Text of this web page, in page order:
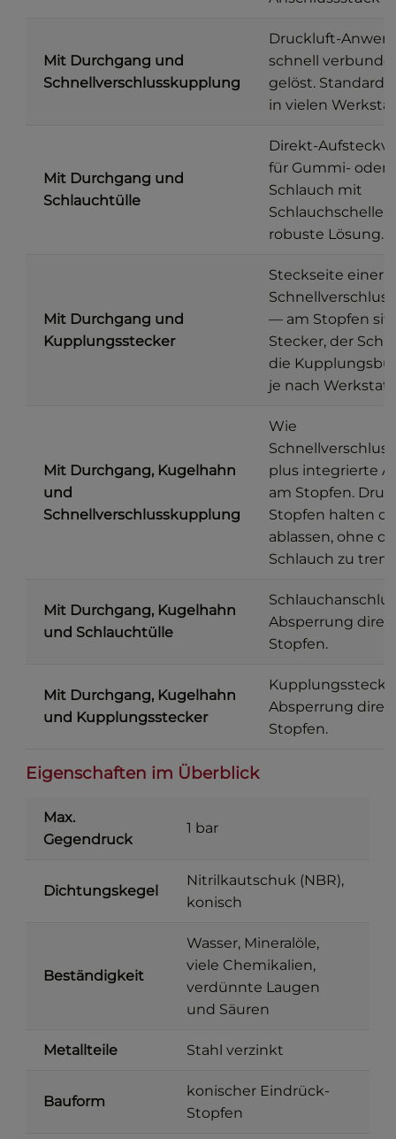
Mit Durchgang und
Schnellverschlusskupplung
Druckluft-
schnell
gelöst.
in vielen
Mit Durchgang und
Schlauchtülle
Direkt-
für Gummi- oder
Schlauch mit
Schlauchschelle.
robuste Lösung.
Mit Durchgang und
Kupplungsstecker
Steckseite einer
— am Stopfen
Stecker, der
die
je nach
Mit Durchgang, Kugelhahn
und
Schnellverschlusskupplung
Wie
plus integrierte
am Stopfen.
Stopfen halten
ablassen, ohne
Schlauch zu
Mit Durchgang, Kugelhahn
und Schlauchtülle
Absperrung
Stopfen.
Mit Durchgang, Kugelhahn
und Kupplungsstecker
Absperrung
Stopfen.
Eigenschaften im Überblick
Max.
Gegendruck
1 bar
Dichtungskegel
Nitrilkautschuk (NBR),
konisch
Beständigkeit
Wasser, Mineralöle,
viele Chemikalien,
verdünnte Laugen
und Säuren
Metallteile Stahl verzinkt
Bauform
konischer Eindrück-
Stopfen